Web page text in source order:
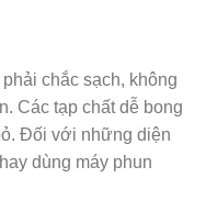
chắc sạch, không
Các tạp chất dễ bong
Đối với những diện
dùng máy phun